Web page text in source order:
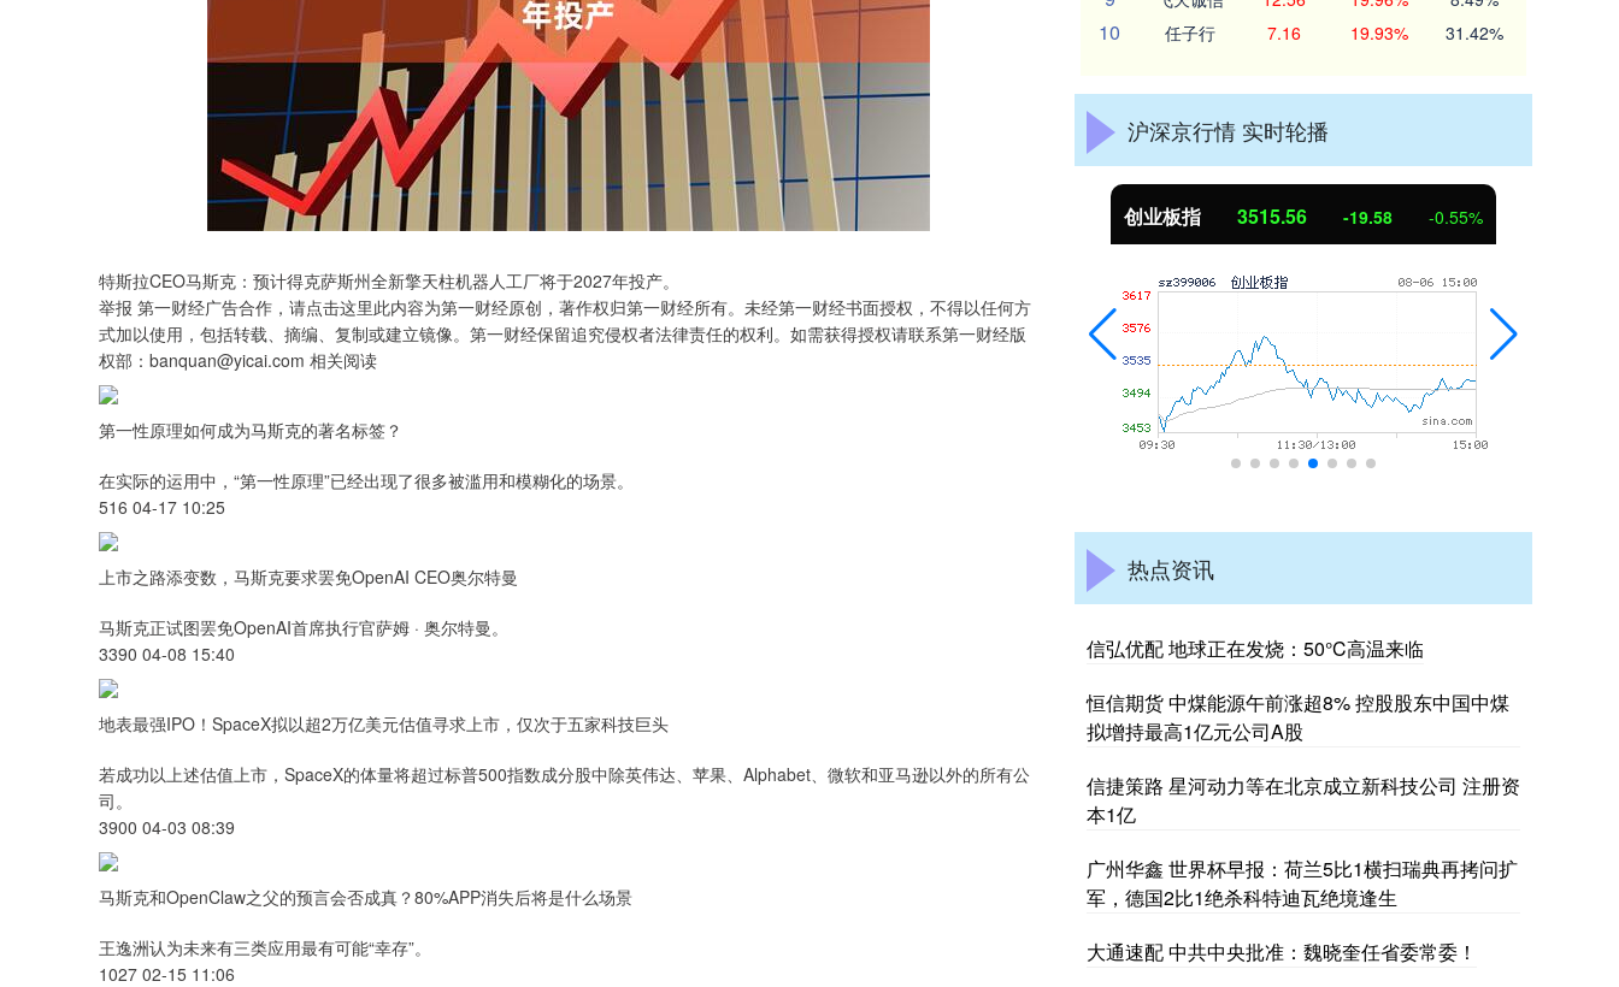
特斯拉CEO马斯克：预计得克萨斯州全新擎天柱机器人工厂将于2027年投产。
举报 第一财经广告合作，请点击这里此内容为第一财经原创，著作权归第一财经所有。未经第一财经书面授权，不得以任何方
式加以使用，包括转载、摘编、复制或建立镜像。第一财经保留追究侵权者法律责任的权利。如需获得授权请联系第一财经版
权部：banquan@yicai.com 相关阅读
第一性原理如何成为马斯克的著名标签？
在实际的运用中，“第一性原理”已经出现了很多被滥用和模糊化的场景。
516 04-17 10:25
上市之路添变数，马斯克要求罢免OpenAI CEO奥尔特曼
马斯克正试图罢免OpenAI首席执行官萨姆 · 奥尔特曼。
3390 04-08 15:40
地表最强IPO！SpaceX拟以超2万亿美元估值寻求上市，仅次于五家科技巨头
若成功以上述估值上市，SpaceX的体量将超过标普500指数成分股中除英伟达、苹果、Alphabet、微软和亚马逊以外的所有公
司。
3900 04-03 08:39
马斯克和OpenClaw之父的预言会否成真？80%APP消失后将是什么场景
王逸洲认为未来有三类应用最有可能“幸存”。
1027 02-15 11:06
10 任子行 7.16 19.93% 31.42%
沪深京行情 实时轮播
沪深300 4651.31 -6.85 -0.15% 北证50 1122.88 创业板指 3515.56 -19.58 -0.55%
热点资讯
信弘优配 地球正在发烧：50°C高温来临
恒信期货 中煤能源午前涨超8% 控股股东中国中煤
拟增持最高1亿元公司A股
信捷策路 星河动力等在北京成立新科技公司 注册资
本1亿
广州华鑫 世界杯早报：荷兰5比1横扫瑞典再拷问扩
军，德国2比1绝杀科特迪瓦绝境逢生
大通速配 中共中央批准：魏晓奎任省委常委！